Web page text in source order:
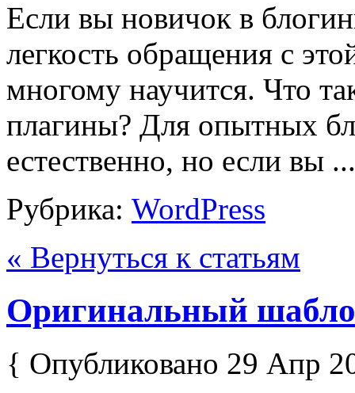
Если вы новичок в
легкость обращения с
многому научится. Что
плагины? Для опытных
естественно, но если вы
Рубрика: WordPress
« Вернуться к статьям
Оригинальный
{ Опубликовано 29 Апр